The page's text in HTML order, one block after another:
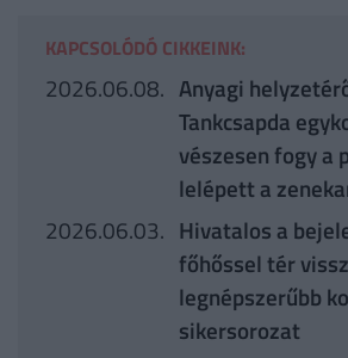
KAPCSOLÓDÓ CIKKEINK:
2026.06.08. Anyagi
Tankcsapda
vészesen fogy a
lelépett a
2026.06.03. Hivatalos a
főhőssel tér
legnépszerűbb
sikersorozat